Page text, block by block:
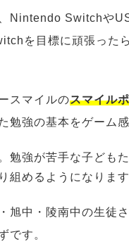
Nintendo Switchや
を目標に頑張った
スマイルのスマイル
勉強の基本をゲーム
勉強が苦手な子ども
組めるようになります
旭中・陵南中の生徒
です。